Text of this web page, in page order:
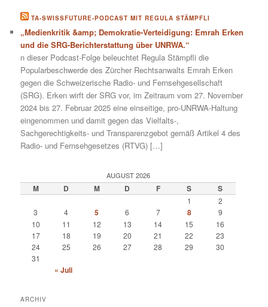
TA-SWISSFUTURE-PODCAST MIT REGULA STÄMPFLI
„Medienkritik &amp; Demokratie-Verteidigung: Emrah Erken
und die SRG-Berichterstattung über UNRWA.“
n dieser Podcast-Folge beleuchtet Regula Stämpfli die
Popularbeschwerde des Zürcher Rechtsanwalts Emrah Erken
gegen die Schweizerische Radio- und Fernsehgesellschaft
(SRG). Erken wirft der SRG vor, im Zeitraum vom 27. November
2024 bis 27. Februar 2025 eine einseitige, pro-UNRWA-Haltung
eingenommen und damit gegen das Vielfalts-,
Sachgerechtigkeits- und Transparenzgebot gemäß Artikel 4 des
Radio- und Fernsehgesetzes (RTVG) […]
AUGUST 2026
M D M D F S S
1
2
3
4 5 6 7 8
9
10
11 12 13 14 15
16
17
18 19 20 21 22
23
24
25 26 27 28 29
30
31
« Juli
ARCHIV